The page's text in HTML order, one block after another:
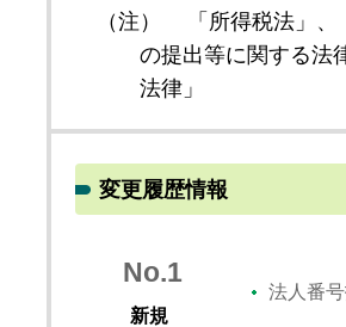
（注）
「所得税法」
の提出等に関する法
法律」
変更履歴情報
No.1
新規
法人番